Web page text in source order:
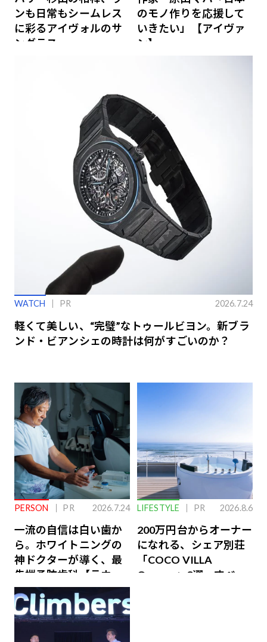
ンも日常もシームレス
に彩るアイヴォルのサ
ングラス
のモノ作りを応援して
いきたい」【アイヴァ
ン】
WATCH PR 2026.7.24
軽くて美しい、“完璧”なトゥールビヨン。新ブラ
ンド・ビアンシェの時計は何がすごいのか？
PERSON PR 2026.7.24
一流の自信は白い歯か
ら。ホワイトニングの
神ドクターが導く、最
先端予防歯科【ラウン
ジ会員特典あり】
LIFESTYLE PR 2026.8.6
200万円台からオーナー
になれる、シェア別荘
「COCO VILLA
Owners」3選。すべて